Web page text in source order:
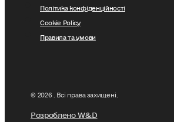
Політика конфіденційності
Cookie Policy
Правила та умови
© 2026 . Всі права захищені.
Розроблено W&D